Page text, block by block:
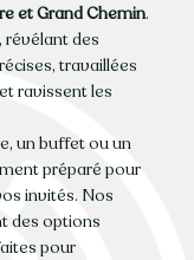
et Grand Chemin.
révélant des
travaillées
ravissent les
un buffet ou un
préparé pour
invités. Nos
des options
pour